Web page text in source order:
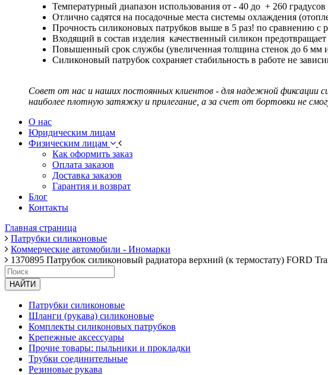
Температурный диапазон использования от - 40 до + 260
Отлично садятся на посадочные места системы охлаждения
Прочность силиконовых патрубков выше в 5 раз! по сравнению с
Входящий в состав изделия качественный силикон
Повышенный срок службы (увеличенная толщина стенок до 6 мм
Силиконовый патрубок сохраняет стабильность в работе не
Совет от нас и наших постоянных клиентов - для надежной фиксации
наиболее плотную затяжку и прилегание, а за счет от бортовки не
О нас
Юридическим лицам
Физическим лицам
Как оформить заказ
Оплата заказов
Доставка заказов
Гарантия и возврат
Блог
Контакты
Главная страница
Патрубки силиконовые
Коммерческие автомобили - Иномарки
1370895 Патрубок силиконовый радиатора верхний (к термостату) FORD
НАЙТИ
Патрубки силиконовые
Шланги (рукава) силиконовые
Комплекты силиконовых патрубков
Крепежные аксессуары
Прочие товары: пыльники и прокладки
Трубки соединительные
Резиновые рукава